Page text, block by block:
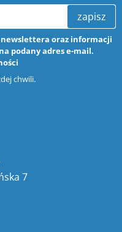
zapisz
oraz informacji
podany adres e-mail.
chwili.
7